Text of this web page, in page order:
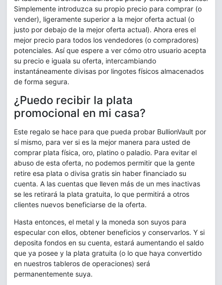
Simplemente introduzca su propio precio para comprar (o
vender), ligeramente superior a la mejor oferta actual (o
justo por debajo de la mejor oferta actual). Ahora eres el
mejor precio para todos los vendedores (o compradores)
potenciales. Así que espere a ver cómo otro usuario acepta
su precio e iguala su oferta, intercambiando
instantáneamente divisas por lingotes físicos almacenados
de forma segura.
¿Puedo recibir la plata
promocional en mi casa?
Este regalo se hace para que pueda probar BullionVault por
sí mismo, para ver si es la mejor manera para usted de
comprar plata física, oro, platino o paladio. Para evitar el
abuso de esta oferta, no podemos permitir que la gente
retire esa plata o divisa gratis sin haber financiado su
cuenta. A las cuentas que lleven más de un mes inactivas
se les retirará la plata gratuita, lo que permitirá a otros
clientes nuevos beneficiarse de la oferta.
Hasta entonces, el metal y la moneda son suyos para
especular con ellos, obtener beneficios y conservarlos. Y si
deposita fondos en su cuenta, estará aumentando el saldo
que ya posee y la plata gratuita (o lo que haya convertido
en nuestros tableros de operaciones) será
permanentemente suya.